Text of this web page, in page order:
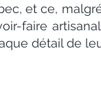
et ce,
faire
détail de